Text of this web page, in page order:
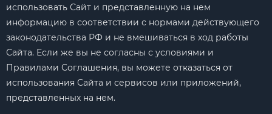
использовать Сайт и представленную на нем
информацию в соответствии с нормами действующего
законодательства РФ и не вмешиваться в ход работы
Сайта. Если же вы не согласны с условиями и
Правилами Соглашения, вы можете отказаться от
использования Сайта и сервисов или приложений,
представленных на нем.